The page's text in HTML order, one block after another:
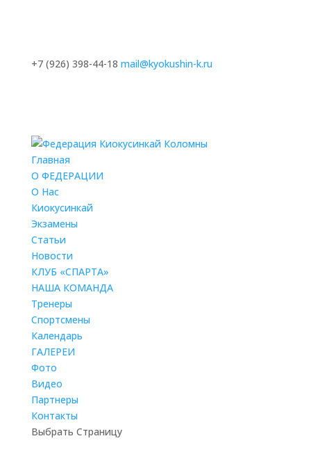
+7 (926) 398-44-18 mail@kyokushin-k.ru
Главная
О ФЕДЕРАЦИИ
О Нас
Киокусинкай
Экзамены
Статьи
Новости
КЛУБ «СПАРТА»
НАША КОМАНДА
Тренеры
Cпортсмены
Календарь
ГАЛЕРЕИ
Фото
Видео
Партнеры
Контакты
Выбрать Страницу